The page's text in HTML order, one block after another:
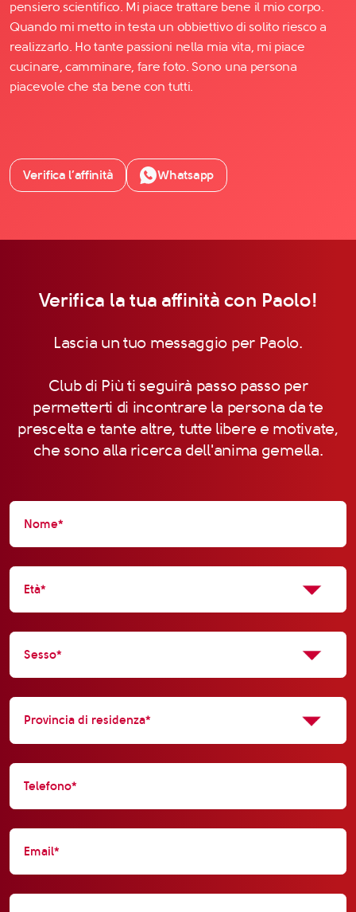
pensiero scientifico. Mi piace trattare bene il mio corpo.
Quando mi metto in testa un obbiettivo di solito riesco a
realizzarlo. Ho tante passioni nella mia vita, mi piace
cucinare, camminare, fare foto. Sono una persona
piacevole che sta bene con tutti.
Verifica l’affinità Whatsapp
Verifica la tua affinità con Paolo!
Lascia un tuo messaggio per Paolo.
Club di Più ti seguirà passo passo per
permetterti di incontrare la persona da te
prescelta e tante altre, tutte libere e motivate,
che sono alla ricerca dell'anima gemella.